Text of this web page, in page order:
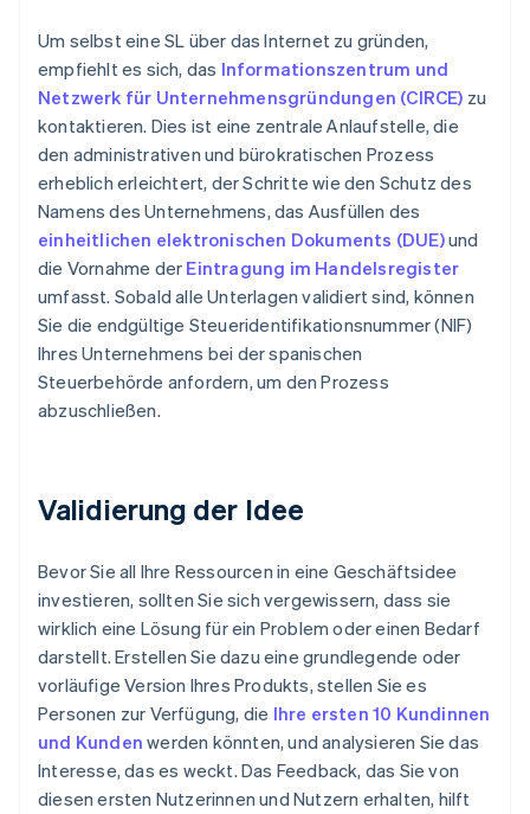
Um selbst eine SL über das Internet zu gründen,
empfiehlt es sich, das Informationszentrum und
Netzwerk für Unternehmensgründungen (CIRCE) zu
kontaktieren. Dies ist eine zentrale Anlaufstelle, die
den administrativen und bürokratischen Prozess
erheblich erleichtert, der Schritte wie den Schutz des
Namens des Unternehmens, das Ausfüllen des
einheitlichen elektronischen Dokuments (DUE)und
die Vornahme der Eintragung im Handelsregister
umfasst. Sobald alle Unterlagen validiert sind, können
Sie die endgültige Steueridentifikationsnummer (NIF)
Ihres Unternehmens bei der spanischen
Steuerbehörde anfordern, um den Prozess
abzuschließen.
Validierung der Idee
Bevor Sie all Ihre Ressourcen in eine Geschäftsidee
investieren, sollten Sie sich vergewissern, dass sie
wirklich eine Lösung für ein Problem oder einen Bedarf
darstellt. Erstellen Sie dazu eine grundlegende oder
vorläufige Version Ihres Produkts, stellen Sie es
Personen zur Verfügung, die Ihre ersten 10 Kundinnen
und Kunden werden könnten, und analysieren Sie das
Interesse, das es weckt. Das Feedback, das Sie von
diesen ersten Nutzerinnen und Nutzern erhalten, hilft